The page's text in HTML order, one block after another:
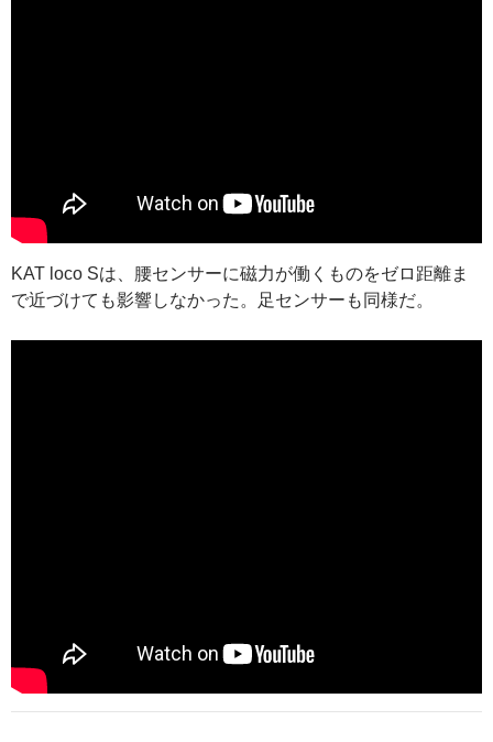
KAT loco Sは、腰センサーに磁力が働くものをゼロ距離ま
で近づけても影響しなかった。足センサーも同様だ。